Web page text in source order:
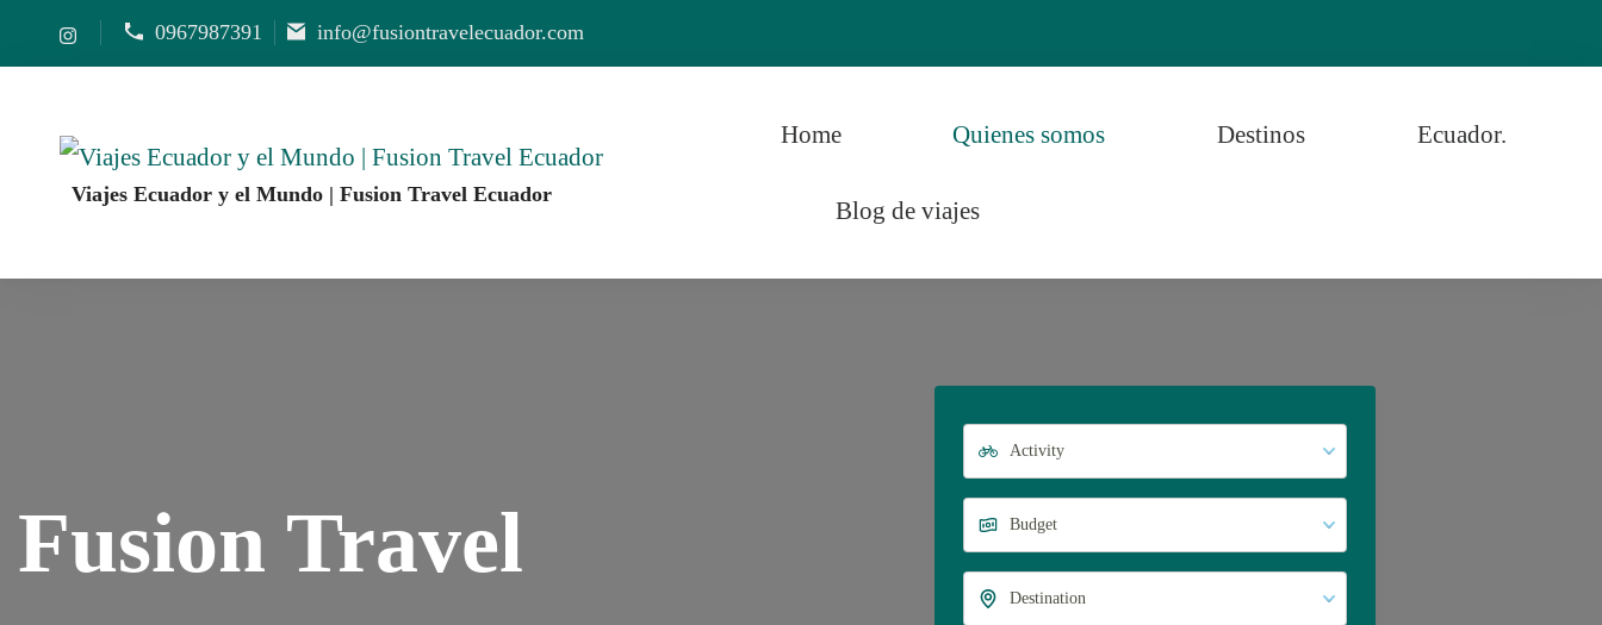
0967987391 info@fusiontravelecuador.com
Viajes Ecuador y el Mundo | Fusion Travel Ecuador
Home Quienes somos Destinos Ecuador.
Blog de viajes
Fusion Travel